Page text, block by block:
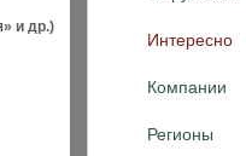
Интересно
Компании
Регионы
и др.)